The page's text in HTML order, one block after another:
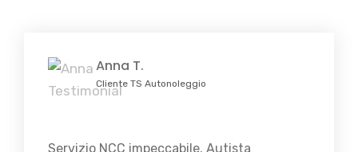
Anna T.
Cliente TS Autonoleggio
Servizio NCC impeccabile. Autista